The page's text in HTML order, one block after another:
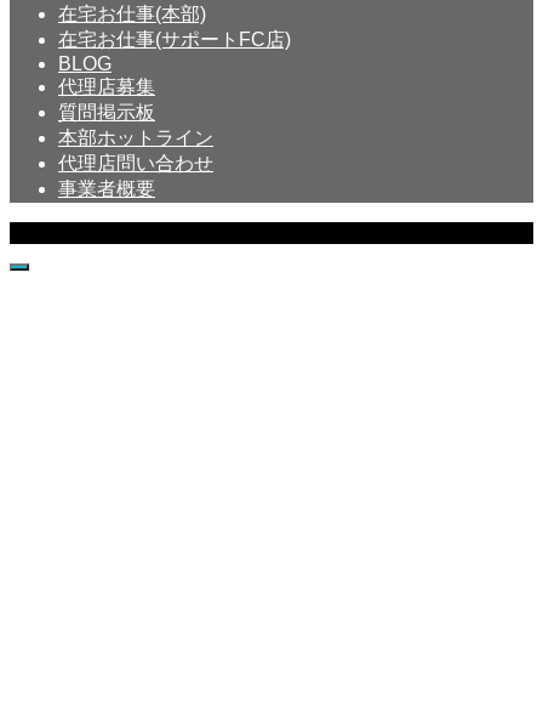
在宅お仕事(本部)
在宅お仕事(サポートFC店)
BLOG
代理店募集
質問掲示板
本部ホットライン
代理店問い合わせ
事業者概要